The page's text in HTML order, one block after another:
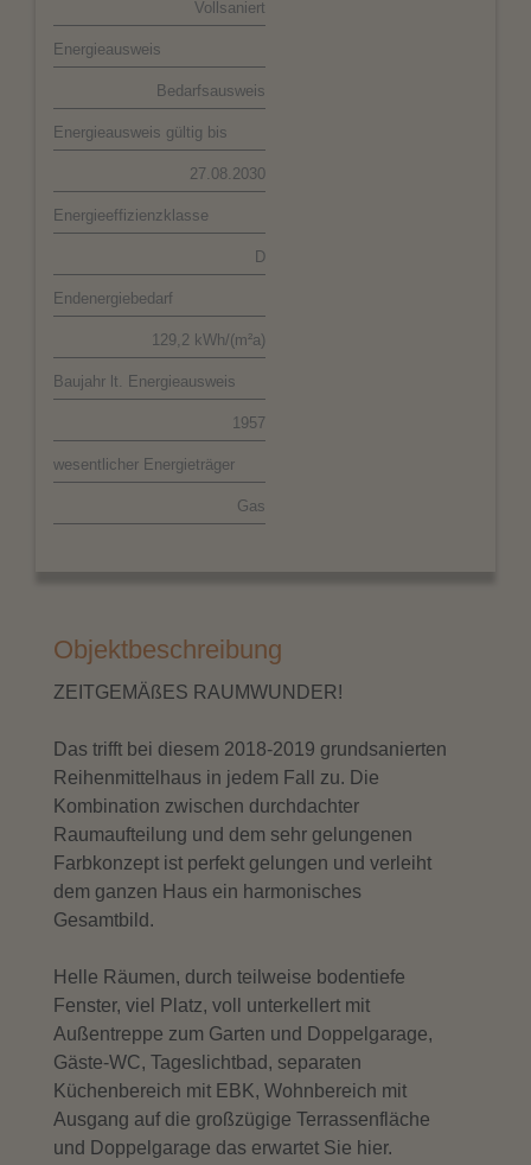
Vollsaniert
Energieausweis
Bedarfsausweis
Energieausweis gültig bis
27.08.2030
Energieeffizienzklasse
D
Endenergiebedarf
129,2 kWh/(m²a)
Baujahr lt. Energieausweis
1957
wesentlicher Energieträger
Gas
Objektbeschreibung
ZEITGEMÄßES RAUMWUNDER!
Das trifft bei diesem 2018-2019 grundsanierten
Reihenmittelhaus in jedem Fall zu. Die
Kombination zwischen durchdachter
Raumaufteilung und dem sehr gelungenen
Farbkonzept ist perfekt gelungen und verleiht
dem ganzen Haus ein harmonisches
Gesamtbild.
Helle Räumen, durch teilweise bodentiefe
Fenster, viel Platz, voll unterkellert mit
Außentreppe zum Garten und Doppelgarage,
Gäste-WC, Tageslichtbad, separaten
Küchenbereich mit EBK, Wohnbereich mit
Ausgang auf die großzügige Terrassenfläche
und Doppelgarage das erwartet Sie hier.